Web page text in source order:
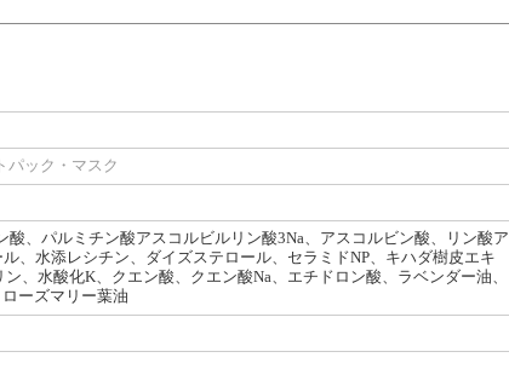
パック・マスク
、パルミチン酸アスコルビルリン酸3Na、アスコルビン酸、リン酸ア
、水添レシチン、ダイズステロール、セラミドNP、キハダ樹皮エキ
、水酸化K、クエン酸、クエン酸Na、エチドロン酸、ラベンダー油、
ーズマリー葉油